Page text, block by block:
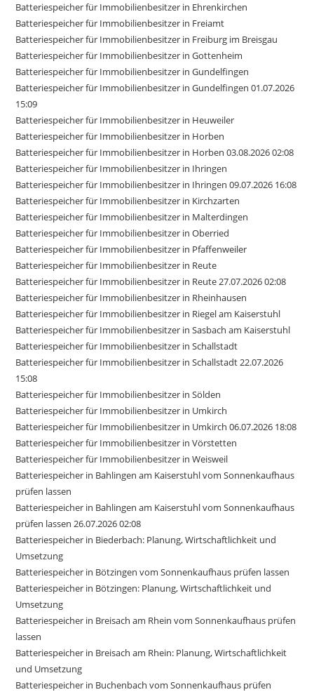
Batteriespeicher für Immobilienbesitzer in Ehrenkirchen
Batteriespeicher für Immobilienbesitzer in Freiamt
Batteriespeicher für Immobilienbesitzer in Freiburg im Breisgau
Batteriespeicher für Immobilienbesitzer in Gottenheim
Batteriespeicher für Immobilienbesitzer in Gundelfingen
Batteriespeicher für Immobilienbesitzer in Gundelfingen 01.07.2026
15:09
Batteriespeicher für Immobilienbesitzer in Heuweiler
Batteriespeicher für Immobilienbesitzer in Horben
Batteriespeicher für Immobilienbesitzer in Horben 03.08.2026 02:08
Batteriespeicher für Immobilienbesitzer in Ihringen
Batteriespeicher für Immobilienbesitzer in Ihringen 09.07.2026 16:08
Batteriespeicher für Immobilienbesitzer in Kirchzarten
Batteriespeicher für Immobilienbesitzer in Malterdingen
Batteriespeicher für Immobilienbesitzer in Oberried
Batteriespeicher für Immobilienbesitzer in Pfaffenweiler
Batteriespeicher für Immobilienbesitzer in Reute
Batteriespeicher für Immobilienbesitzer in Reute 27.07.2026 02:08
Batteriespeicher für Immobilienbesitzer in Rheinhausen
Batteriespeicher für Immobilienbesitzer in Riegel am Kaiserstuhl
Batteriespeicher für Immobilienbesitzer in Sasbach am Kaiserstuhl
Batteriespeicher für Immobilienbesitzer in Schallstadt
Batteriespeicher für Immobilienbesitzer in Schallstadt 22.07.2026
15:08
Batteriespeicher für Immobilienbesitzer in Sölden
Batteriespeicher für Immobilienbesitzer in Umkirch
Batteriespeicher für Immobilienbesitzer in Umkirch 06.07.2026 18:08
Batteriespeicher für Immobilienbesitzer in Vörstetten
Batteriespeicher für Immobilienbesitzer in Weisweil
Batteriespeicher in Bahlingen am Kaiserstuhl vom Sonnenkaufhaus
prüfen lassen
Batteriespeicher in Bahlingen am Kaiserstuhl vom Sonnenkaufhaus
prüfen lassen 26.07.2026 02:08
Batteriespeicher in Biederbach: Planung, Wirtschaftlichkeit und
Umsetzung
Batteriespeicher in Bötzingen vom Sonnenkaufhaus prüfen lassen
Batteriespeicher in Bötzingen: Planung, Wirtschaftlichkeit und
Umsetzung
Batteriespeicher in Breisach am Rhein vom Sonnenkaufhaus prüfen
lassen
Batteriespeicher in Breisach am Rhein: Planung, Wirtschaftlichkeit
und Umsetzung
Batteriespeicher in Buchenbach vom Sonnenkaufhaus prüfen